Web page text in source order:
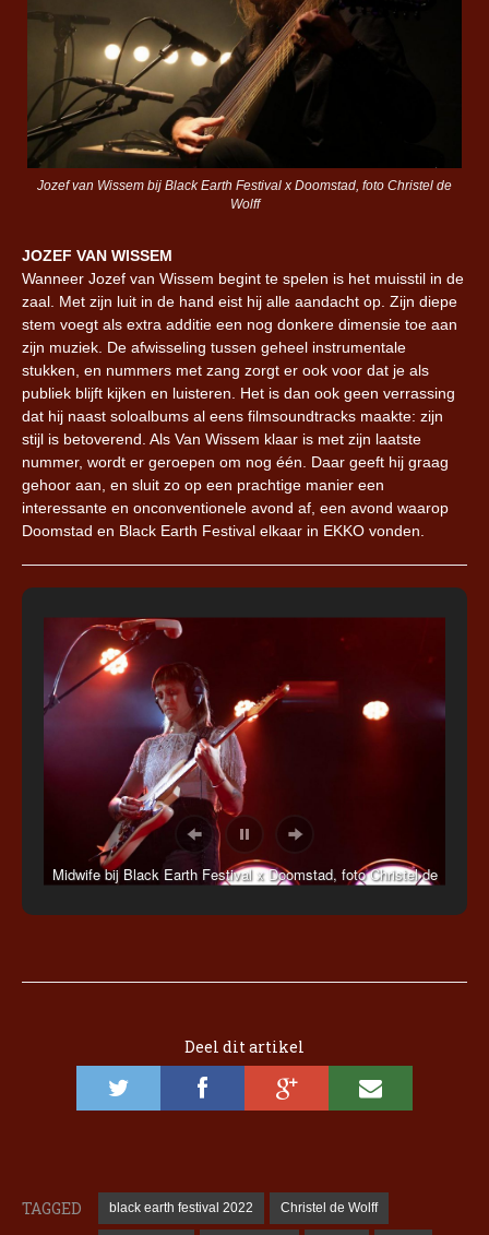
Jozef van Wissem bij Black Earth Festival x Doomstad, foto Christel de
Wolff
JOZEF VAN WISSEM
Wanneer Jozef van Wissem begint te spelen is het muisstil in de
zaal. Met zijn luit in de hand eist hij alle aandacht op. Zijn diepe
stem voegt als extra additie een nog donkere dimensie toe aan
zijn muziek. De afwisseling tussen geheel instrumentale
stukken, en nummers met zang zorgt er ook voor dat je als
publiek blijft kijken en luisteren. Het is dan ook geen verrassing
dat hij naast soloalbums al eens filmsoundtracks maakte: zijn
stijl is betoverend. Als Van Wissem klaar is met zijn laatste
nummer, wordt er geroepen om nog één. Daar geeft hij graag
gehoor aan, en sluit zo op een prachtige manier een
interessante en onconventionele avond af, een avond waarop
Doomstad en Black Earth Festival elkaar in EKKO vonden.
Midwife bij Black Earth Festival x Doomstad, foto Christel de
Deel dit artikel
TAGGED black earth festival 2022 Christel de Wolff